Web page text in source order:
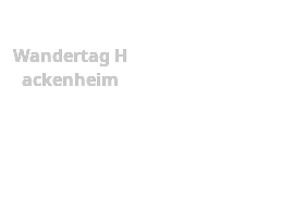
Wandertag H
ackenheim